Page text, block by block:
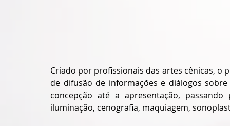
Criado por profissionais das artes cênicas, o
de difusão de informações e diálogos
concepção até a apresentação,
iluminação, cenografia, maquiagem,